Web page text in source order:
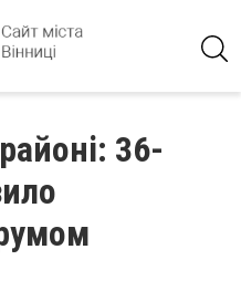
36-